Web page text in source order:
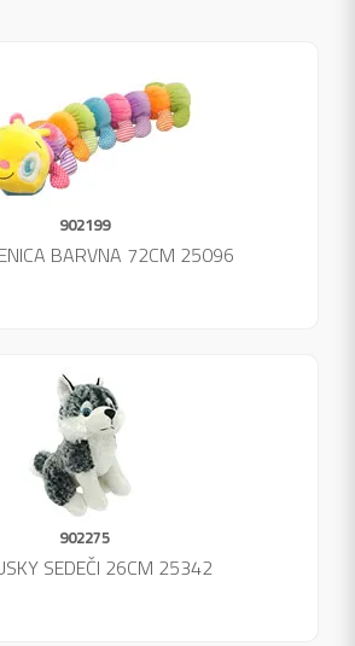
902199
BARVNA 72CM 25096
902275
SEDEČI 26CM 25342